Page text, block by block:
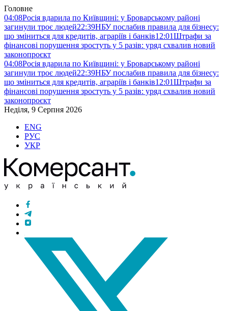
Головне
04:08Росія вдарила по Київщині: у Броварському районі
загинули троє людей22:39НБУ послабив правила для бізнесу:
що зміниться для кредитів, аграріїв і банків12:01Штрафи за
фінансові порушення зростуть у 5 разів: уряд схвалив новий
законопроєкт
04:08Росія вдарила по Київщині: у Броварському районі
загинули троє людей22:39НБУ послабив правила для бізнесу:
що зміниться для кредитів, аграріїв і банків12:01Штрафи за
фінансові порушення зростуть у 5 разів: уряд схвалив новий
законопроєкт
Неділя, 9 Серпня 2026
ENG
РУС
УКР